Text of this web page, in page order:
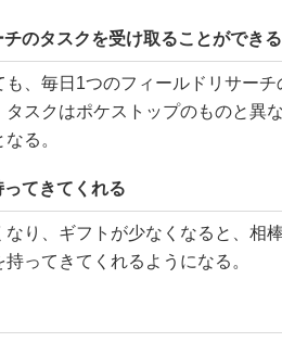
のタスクを受け取ることができる
、毎日1つのフィールドリサーチ
スクはポケストップのものと異
る。
てきてくれる
り、ギフトが少なくなると、相
ってきてくれるようになる。